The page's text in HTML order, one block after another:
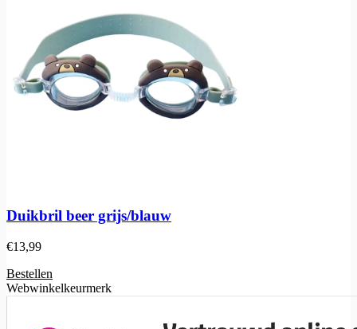
Duikbril beer grijs/blauw
€13,99
Bestellen
Webwinkelkeurmerk